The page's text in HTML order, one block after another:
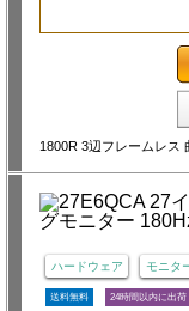
1800R 3辺フレームレス
ハードウェア モニタ
送料無料 24時間以内に出荷